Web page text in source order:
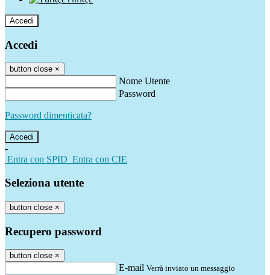
Accedi
Accedi
button close ×
Nome Utente
Password
Password dimenticata?
-
Entra con SPID Entra con CIE
Seleziona utente
button close ×
Recupero password
button close ×
E-mail Verrà inviato un messaggio